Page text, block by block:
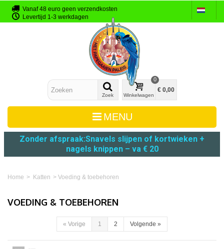
Vanaf 48 euro geen verzendkosten
Levertijd 1-3 werkdagen
Zoek Winkelwagen
0
€ 0,00
MENU
Zonder afspraak:Snavels slijpen of kortwieken +
nagels knippen – va € 20
Home > Katten > Voeding & toebehoren
VOEDING & TOEBEHOREN
« Vorige 1 2 Volgende »